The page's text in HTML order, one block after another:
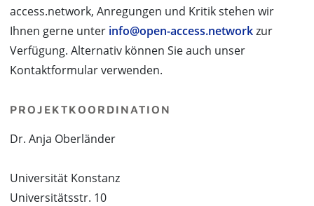
access.network, Anregungen und Kritik stehen wir
Ihnen gerne unter info@open-access.networkzur
Verfügung. Alternativ können Sie auch unser
Kontaktformular verwenden.
PROJEKTKOORDINATION
Dr. Anja Oberländer
Universität Konstanz
Universitätsstr. 10